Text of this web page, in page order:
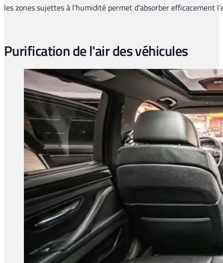
les zones sujettes à l'humidité permet d'absorber efficacement
Purification de l'air des véhicules